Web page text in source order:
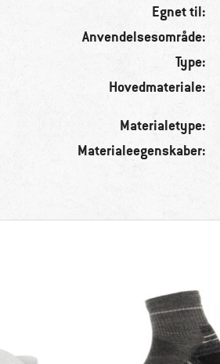
Egnet til:
Anvendelsesområde:
Type:
Hovedmateriale:
Materialetype:
Materialeegenskaber: